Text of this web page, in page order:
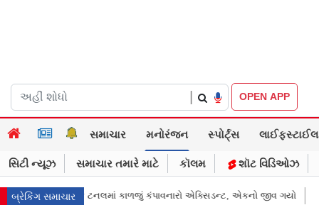
OPEN APP
સમાચાર મનોરંજન સ્પોર્ટ્સ લાઈફસ્ટાઈલ
સિટી ન્યૂઝ સમાચાર તમારે માટે કૉલમ શૉટ વિડિઓઝ
બ્રેકિંગ સમાચાર
એકનો જીવ ગયો Gujarat News: મોરબીમાં મેજિક! કૂવાનું પાણી દરિયાનાં